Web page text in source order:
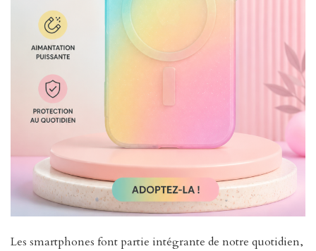
Les smartphones font partie intégrante de notre quotidien,